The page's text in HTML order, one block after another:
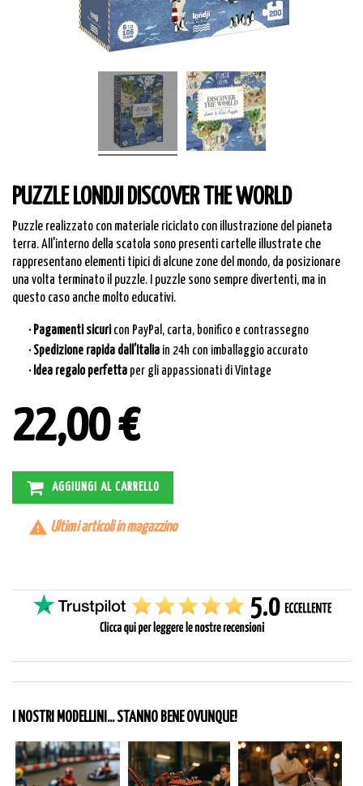
PUZZLE LONDJI DISCOVER THE WORLD
Puzzle realizzato con materiale riciclato con illustrazione del pianeta
terra. All'interno della scatola sono presenti cartelle illustrate che
rappresentano elementi tipici di alcune zone del mondo, da posizionare
una volta terminato il puzzle. I puzzle sono sempre divertenti, ma in
questo caso anche molto educativi.
· Pagamenti sicuri con PayPal, carta, bonifico e contrassegno
· Spedizione rapida dall’Italia in 24h con imballaggio accurato
· Idea regalo perfetta per gli appassionati di Vintage
22,00 €
AGGIUNGI AL CARRELLO
 Ultimi articoli in magazzino
I NOSTRI MODELLINI... STANNO BENE OVUNQUE!